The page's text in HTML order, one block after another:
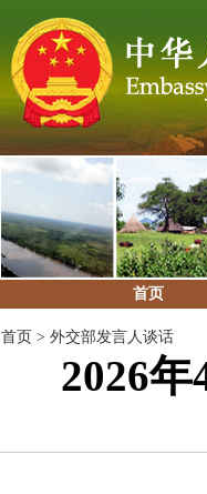
首页
首页 > 外交部发言人谈话
2026